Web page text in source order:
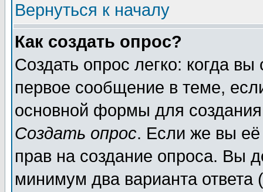
Вернуться к началу
Как создать опрос?
Создать опрос легко: когда
первое сообщение в теме,
основной формы для
Создать опрос. Если же вы её
прав на создание опроса. Вы
минимум два варианта ответа